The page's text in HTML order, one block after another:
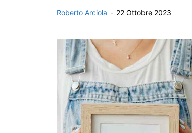
Roberto Arciola - 22 Ottobre 2023